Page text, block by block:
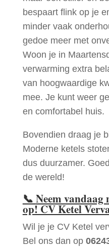
bespaart flink op je
minder vaak
gedoe meer met
Woon je in
verwarming extra
van hoogwaardige
mee. Je kunt weer
en comfortabel huis.
Bovendien draag je
Moderne ketels
dus duurzamer.
de wereld!
📞 Neem vandaag
op! CV Ketel
Wil je je CV Ketel
Bel ons dan op